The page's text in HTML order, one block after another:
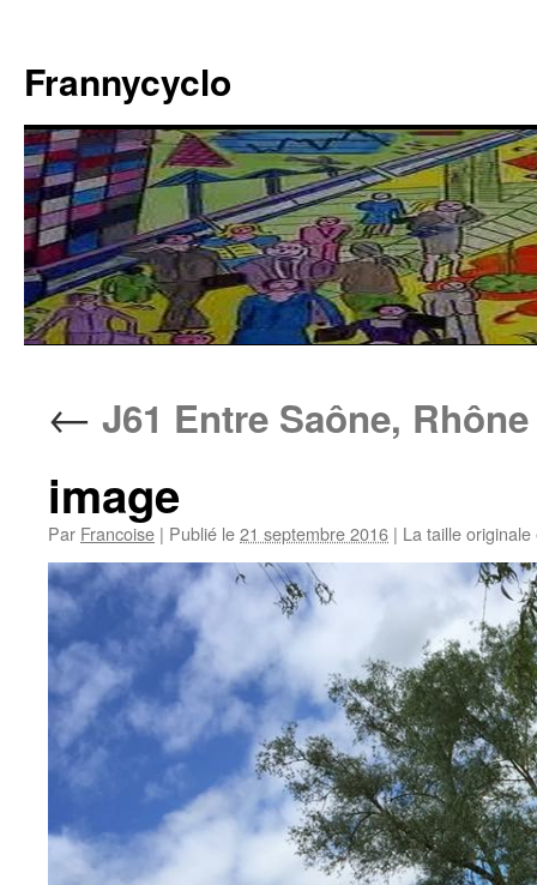
contenu
Frannycyclo
← J61 Entre Saône,
image
Par Francoise | Publié le21 septembre 2016 | La taille